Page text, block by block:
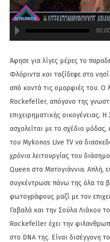
Άφησε για λίγες μέρες το
Φλόριντα και ταξίδεψε στo
από κοντά τις ομορφιές του. Ο
Rockefeller, απόγονο της
επιχειρηματικής οικογένειας.
ασχολείται με το σχέδιο
του Mykonos Live TV να
χρόνια λειτουργίας του
Queen στα Ματογιάννια. Απλή,
συγκέντρωσε πάνω της όλα τα
φωτογράφους μαζί με τον
Γαβαλά και την Σούλα Λιάκου
Rockefeller έχει την
στο DNA της. Είναι δισέγγονη